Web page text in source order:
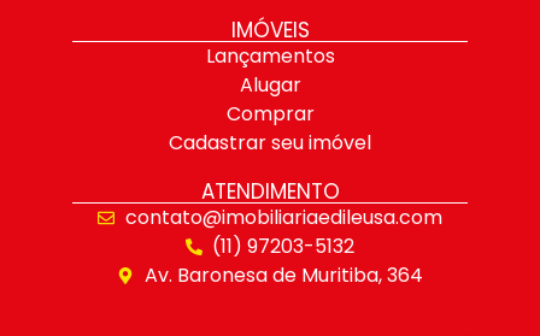
IMÓVEIS
Lançamentos
Alugar
Comprar
Cadastrar seu imóvel
ATENDIMENTO
contato@imobiliariaedileusa.com
(11) 97203-5132
Av. Baronesa de Muritiba, 364